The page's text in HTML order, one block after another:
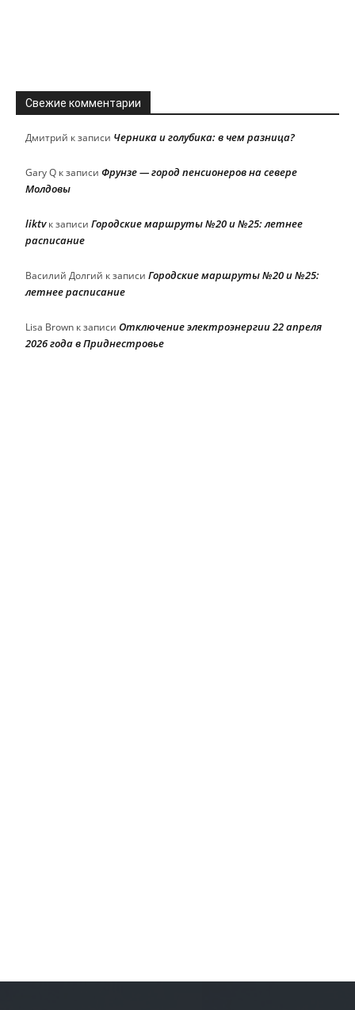
Свежие комментарии
Дмитрий к записи Черника и голубика: в чем разница?
Gary Q к записи Фрунзе — город пенсионеров на севере
Молдовы
liktvк записи Городские маршруты №20 и №25: летнее
расписание
Василий Долгий к записи Городские маршруты №20 и №25:
летнее расписание
Lisa Brown к записи Отключение электроэнергии 22 апреля
2026 года в Приднестровье